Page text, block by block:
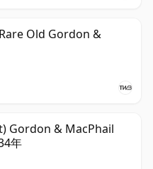
Old Gordon &
Gordon & MacPhail
年